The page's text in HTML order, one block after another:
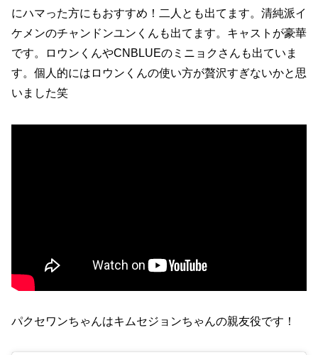
にハマった方にもおすすめ！二人とも出てます。清純派イ
ケメンのチャンドンユンくんも出てます。キャストが豪華
です。ロウンくんやCNBLUEのミニョクさんも出ていま
す。個人的にはロウンくんの使い方が贅沢すぎないかと思
いました笑
パクセワンちゃんはキムセジョンちゃんの親友役です！